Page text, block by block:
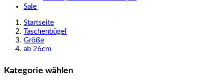
Sale
Startseite
Taschenbügel
Größe
ab 26cm
Kategorie wählen